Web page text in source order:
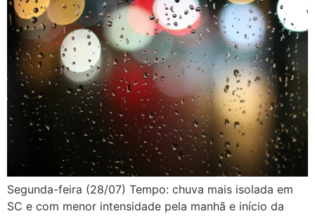
Segunda-feira (28/07) Tempo: chuva mais isolada em
SC e com menor intensidade pela manhã e início da